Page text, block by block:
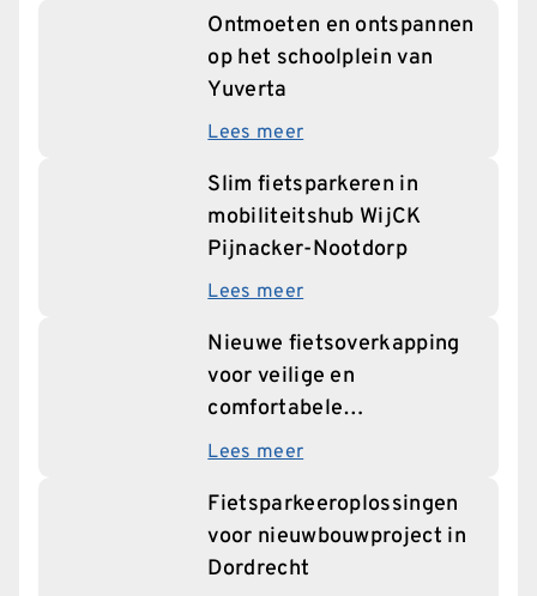
Ontmoeten en ontspannen
op het schoolplein van
Yuverta
Lees meer
Slim fietsparkeren in
mobiliteitshub WijCK
Pijnacker-Nootdorp
Lees meer
Nieuwe fietsoverkapping
voor veilige en
comfortabele
fietsparkeerplaatsen in
Lees meer
Fietsparkeeroplossingen
voor nieuwbouwproject in
Dordrecht